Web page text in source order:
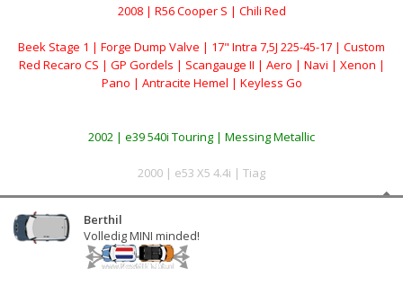
2008 | R56 Cooper S | Chili Red
Beek Stage 1 | Forge Dump Valve | 17" Intra 7,5J 225-45-17 | Custom
Red Recaro CS | GP Gordels | Scangauge II | Aero | Navi | Xenon |
Pano | Antracite Hemel | Keyless Go
2002 | e39 540i Touring | Messing Metallic
2000 | e53 X5 4.4i | Tiag
Berthil
Volledig MINI minded!